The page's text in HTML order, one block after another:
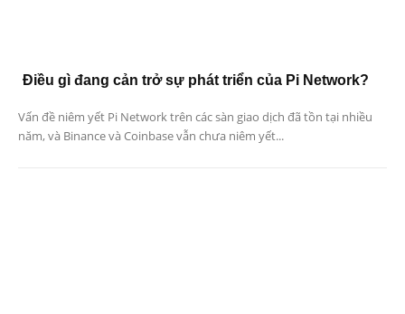
Điều gì đang cản trở sự phát triển của Pi Network?
Vấn đề niêm yết Pi Network trên các sàn giao dịch đã tồn tại nhiều
năm, và Binance và Coinbase vẫn chưa niêm yết...